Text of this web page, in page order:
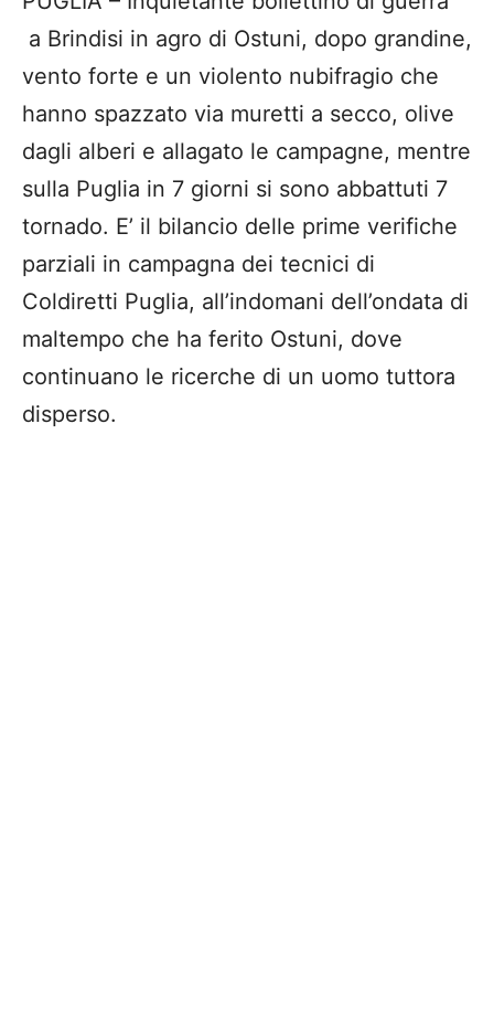
a Brindisi in agro di Ostuni, dopo grandine,
vento forte e un violento nubifragio che
hanno spazzato via muretti a secco, olive
dagli alberi e allagato le campagne, mentre
sulla Puglia in 7 giorni si sono abbattuti 7
tornado. E’ il bilancio delle prime verifiche
parziali in campagna dei tecnici di
Coldiretti Puglia, all’indomani dell’ondata di
maltempo che ha ferito Ostuni, dove
continuano le ricerche di un uomo tuttora
disperso.